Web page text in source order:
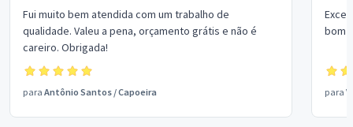
Fui muito bem atendida com um trabalho de
qualidade. Valeu a pena, orçamento grátis e não é
careiro. Obrigada!
para Antônio Santos /Capoeira
bom
para